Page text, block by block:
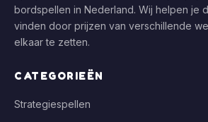
bordspellen in Nederland. Wij helpen je
vinden door prijzen van verschillende
elkaar te zetten.
CATEGORIEËN
Strategiespellen